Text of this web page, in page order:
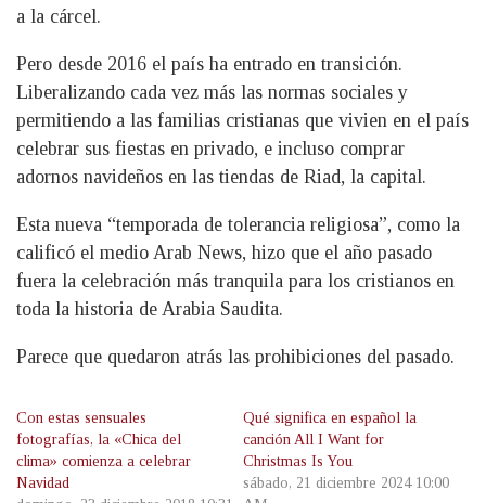
a la cárcel.
Pero desde 2016 el país ha entrado en transición.
Liberalizando cada vez más las normas sociales y
permitiendo a las familias cristianas que vivien en el país
celebrar sus fiestas en privado, e incluso comprar
adornos navideños en las tiendas de Riad, la capital.
Esta nueva “temporada de tolerancia religiosa”, como la
calificó el medio Arab News, hizo que el año pasado
fuera la celebración más tranquila para los cristianos en
toda la historia de Arabia Saudita.
Parece que quedaron atrás las prohibiciones del pasado.
Con estas sensuales
fotografías, la «Chica del
clima» comienza a celebrar
Navidad
Qué significa en español la
canción All I Want for
Christmas Is You
sábado, 21 diciembre 2024 10:00